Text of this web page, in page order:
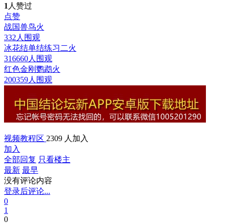
1 人赞过
点赞
战国兽鸟火
332人围观
冰花结单结练习二火
316660人围观
红色金刚鹦鹉火
200359人围观
视频教程区 2309 人加入
加入
全部回复 只看楼主
最新 最早
没有评论内容
登录后评论...
0
1
0